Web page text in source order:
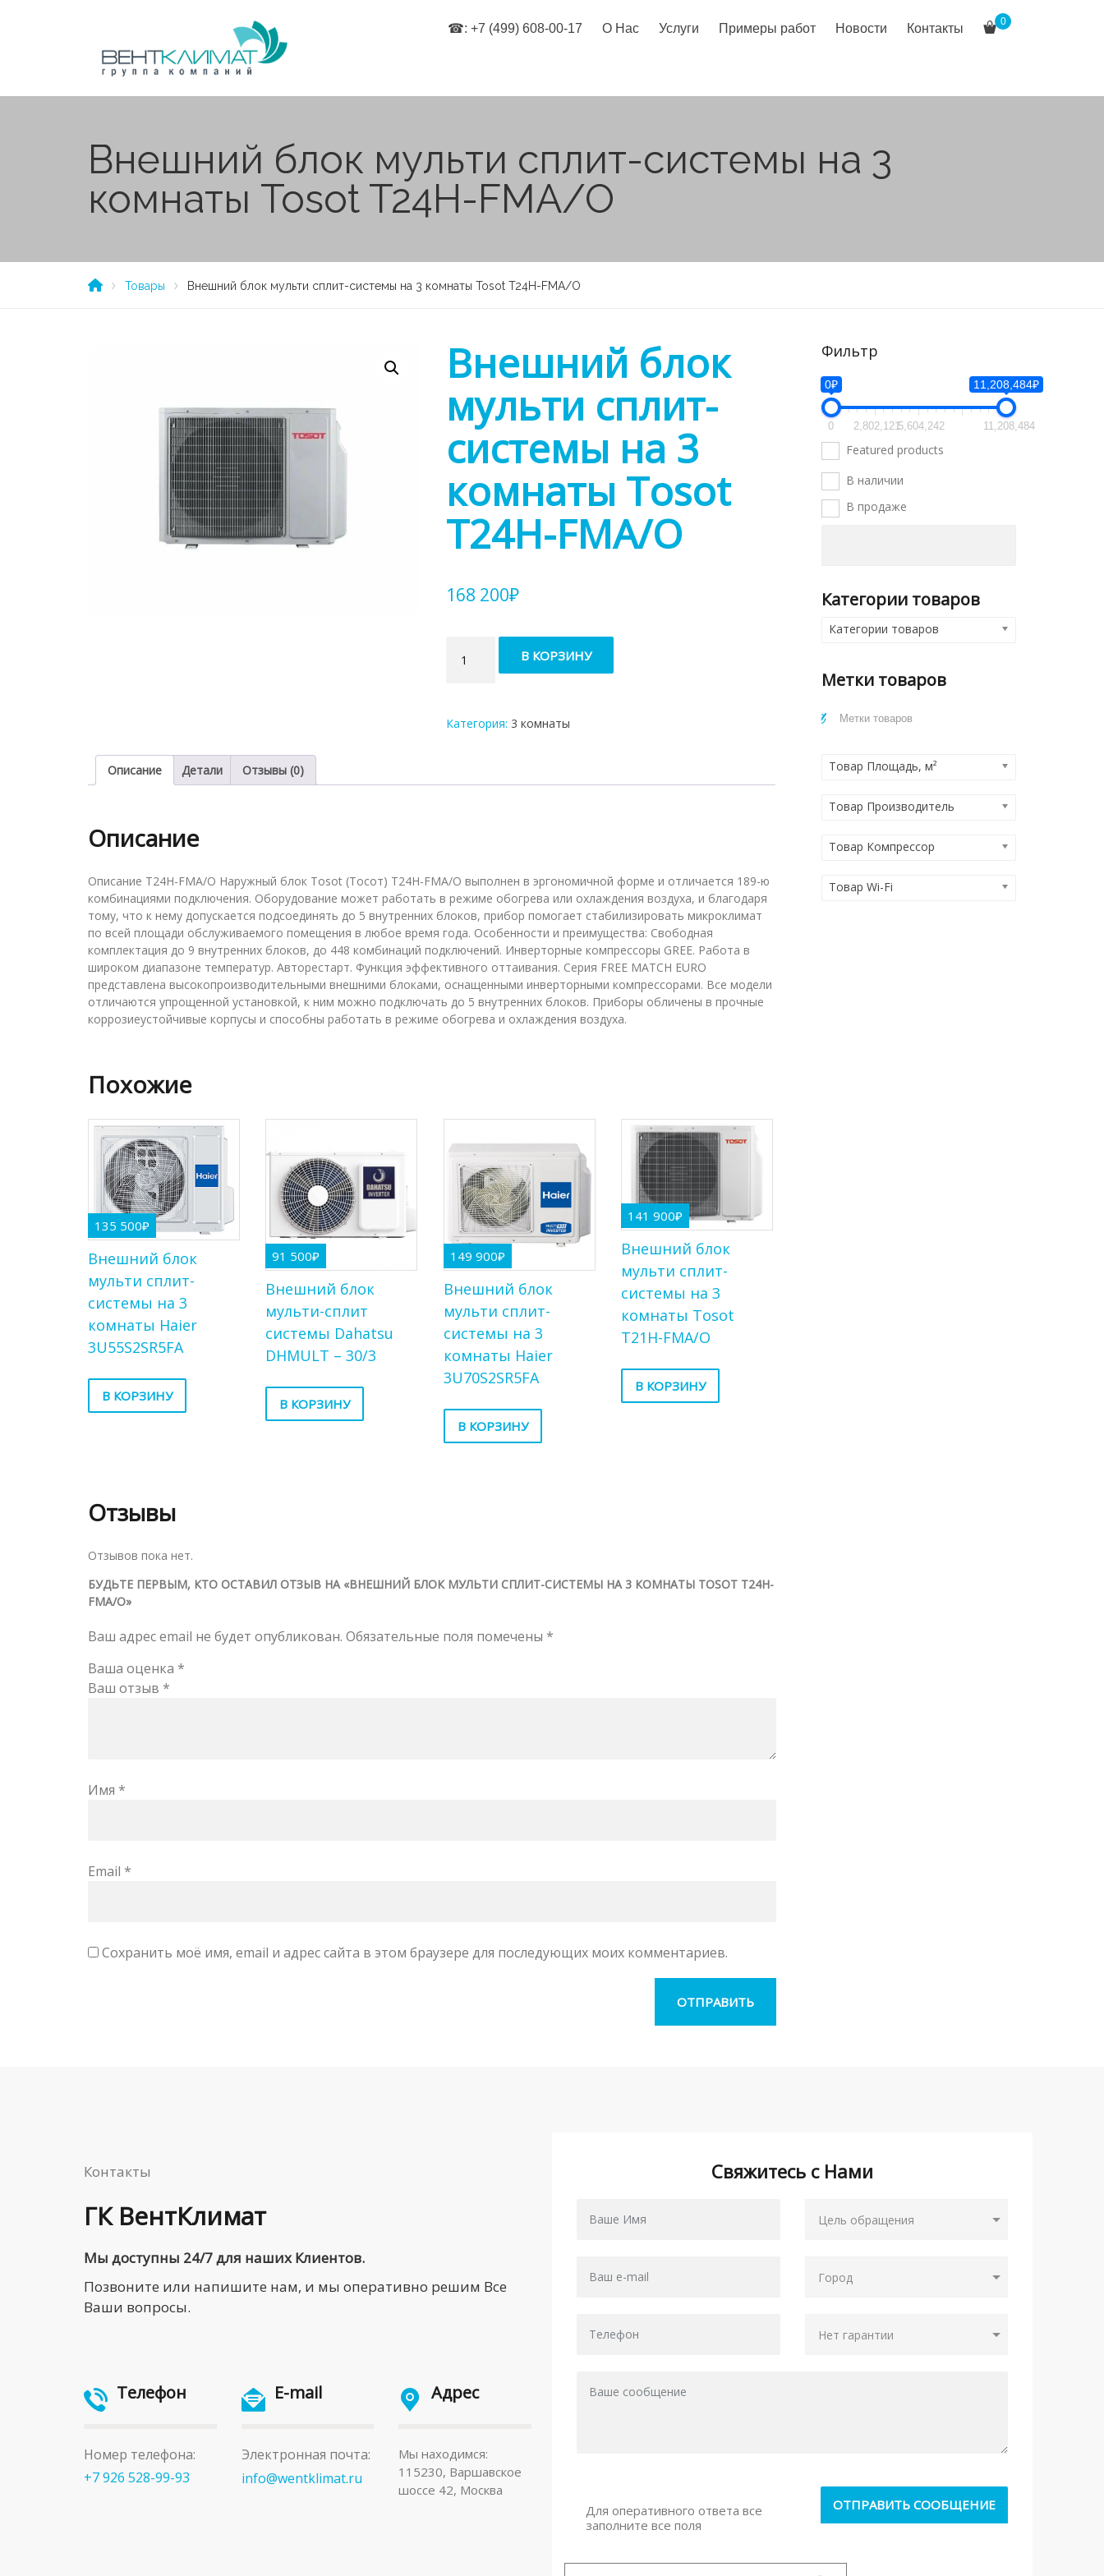
☎: +7 (499) 608-00-17 О Нас Услуги Примеры работ Новости Контакты 0
Внешний блок мульти сплит-системы на 3
комнаты Tosot T24H-FMA/O
Товары Внешний блок мульти сплит-системы на 3 комнаты Tosot T24H-FMA/O
Внешний блок
мульти сплит-
системы на 3
комнаты Tosot
T24H-FMA/O
168 200₽
товара
сплит-
3
В КОРЗИНУ
Категория: 3 комнаты
Описание Детали Отзывы (0)
Описание
Описание T24H-FMA/O Наружный блок Tosot (Тосот) T24H-FMA/O выполнен в эргономичной форме и отличается 189-ю
комбинациями подключения. Оборудование может работать в режиме обогрева или охлаждения воздуха, и благодаря
тому, что к нему допускается подсоединять до 5 внутренних блоков, прибор помогает стабилизировать микроклимат
по всей площади обслуживаемого помещения в любое время года. Особенности и преимущества: Свободная
комплектация до 9 внутренних блоков, до 448 комбинаций подключений. Инверторные компрессоры GREE. Работа в
широком диапазоне температур. Авторестарт. Функция эффективного оттаивания. Серия FREE MATCH EURO
представлена высокопроизводительными внешними блоками, оснащенными инверторными компрессорами. Все модели
отличаются упрощенной установкой, к ним можно подключать до 5 внутренних блоков. Приборы обличены в прочные
коррозиеустойчивые корпусы и способны работать в режиме обогрева и охлаждения воздуха.
Похожие
135 500₽
Внешний блок
мульти сплит-
системы на 3
комнаты Haier
3U55S2SR5FA
В КОРЗИНУ
91 500₽
Внешний блок
мульти-сплит
системы Dahatsu
DHMULT – 30/3
В КОРЗИНУ
149 900₽
Внешний блок
мульти сплит-
системы на 3
комнаты Haier
3U70S2SR5FA
В КОРЗИНУ
141 900₽
Внешний блок
мульти сплит-
системы на 3
комнаты Tosot
T21H-FMA/O
В КОРЗИНУ
Отзывы
Отзывов пока нет.
БУДЬТЕ ПЕРВЫМ, КТО ОСТАВИЛ ОТЗЫВ НА «ВНЕШНИЙ БЛОК МУЛЬТИ СПЛИТ-СИСТЕМЫ НА 3 КОМНАТЫ TOSOT T24H-
FMA/O»
Ваш адрес email не будет опубликован. Обязательные поля помечены *
Ваша оценка *
Ваш отзыв *
Имя *
Email *
Сохранить моё имя, email и адрес сайта в этом браузере для последующих моих комментариев.
Фильтр
0₽ 11,208,484₽
0 2,802,1215,604,242 11,208,484
Featured products
В наличии
В продаже
Категории товаров
Категории товаров
Метки товаров
Товар Площадь, м²
Товар Производитель
Товар Компрессор
Товар Wi-Fi
Контакты
ГК ВентКлимат
Мы доступны 24/7 для наших Клиентов.
Позвоните или напишите нам, и мы оперативно решим Все
Ваши вопросы.
Телефон
Номер телефона:
+7 926 528-99-93
E-mail
Электронная почта:
info@wentklimat.ru
Адрес
Мы находимся:
115230, Варшавское
шоссе 42, Москва
Свяжитесь с Нами
Для оперативного ответа все
заполните все поля